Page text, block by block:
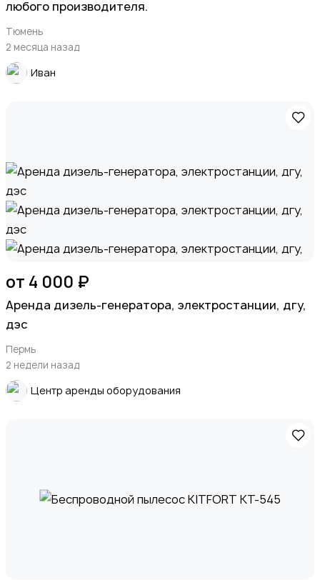
любого производителя.
Тюмень
2 месяца назад
Иван
от 4 000 ₽
Apeндa дизель-генератора, элeктрoстанции, дгу,
дэc
Пермь
2 недели назад
Центр аренды оборудования